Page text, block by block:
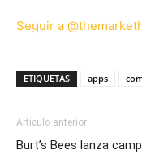
Seguir a
ETIQUETAS apps
Artículo anterior
Burt’s Bees lanza